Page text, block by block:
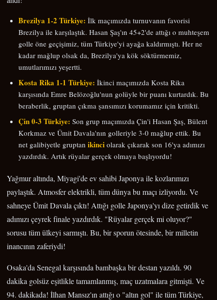
Brezilya 1-2 Türkiye: İlk maçımızda turnuvanın favorisi
Brezilya ile karşılaştık. Hasan Şaş'ın 45+2'de attığı o muhteşem
golle öne geçişimiz, tüm Türkiye'yi ayağa kaldırmıştı. Her ne
kadar mağlup olsak da, Brezilya'ya kök söktürmemiz,
umutlarımızı yeşertti.
Kosta Rika 1-1 Türkiye: İkinci maçımızda Kosta Rika
karşısında Emre Belözoğlu'nun golüyle bir puanı kurtardık. Bu
beraberlik, gruptan çıkma şansımızı korumamız için kritikti.
Çin 0-3 Türkiye: Son grup maçımızda Çin'i Hasan Şaş, Bülent
Korkmaz ve Ümit Davala'nın golleriyle 3-0 mağlup ettik. Bu
net galibiyetle gruptan ikinci olarak çıkarak son 16'ya adımızı
yazdırdık. Artık rüyalar gerçek olmaya başlıyordu!
Yağmur altında, Miyagi'de ev sahibi Japonya ile kozlarımızı
paylaştık. Atmosfer elektrikli, tüm dünya bu maçı izliyordu. Ve
sahneye Ümit Davala çıktı! Attığı golle Japonya'yı dize getirdik ve
adımızı çeyrek finale yazdırdık. "Rüyalar gerçek mi oluyor?"
sorusu tüm ülkeyi sarmıştı. Bu, bir sporun ötesinde, bir milletin
inancının zaferiydi!
Osaka'da Senegal karşısında bambaşka bir destan yazıldı. 90
dakika golsüz eşitlikle tamamlanmış, maç uzatmalara gitmişti. Ve
94. dakikada! İlhan Mansız'ın attığı o "altın gol" ile tüm Türkiye,